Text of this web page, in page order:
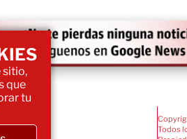
Todos
sitio,
que
tu